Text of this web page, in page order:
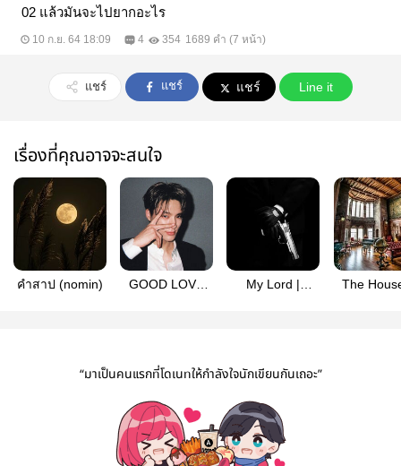
02 แล้วมันจะไปยากอะไร
10 ก.ย. 64 18:09 4 354 1689 คำ (7 หน้า)
แชร์ แชร์ แชร์ Line it
เรื่องที่คุณอาจจะสนใจ
คำสาป (nomin)
GOOD LOVE
My Lord |
The
“มาเป็นคนแรกที่โดเนทให้กำลังใจนักเขียนกันเถอะ”